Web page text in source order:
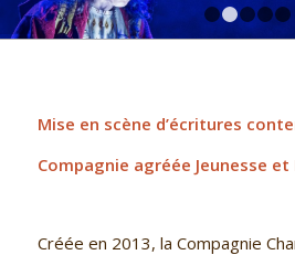
Mise en scène d’écritures
Compagnie agréée Jeunesse
Créée en 2013, la Compagnie